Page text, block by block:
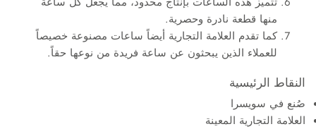
منها قطعة نادرة وحصرية.
كما تقدم العلامة التجارية أيضاً ساعات مصنوعة خصيصاً
للعملاء الذين يبحثون عن ساعة فريدة من نوعها حقاً.
النقاط الرئيسية
صُنع في سويسرا
العلامة التجارية المعينة